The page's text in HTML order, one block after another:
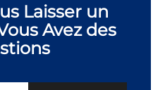
Laisser un
Avez des